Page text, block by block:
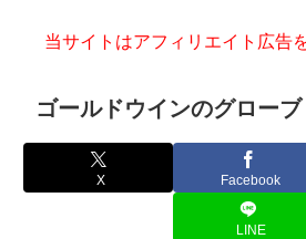
当サイトはアフィリエイト広告
ゴールドウインのグローブ
X Facebook
LINE